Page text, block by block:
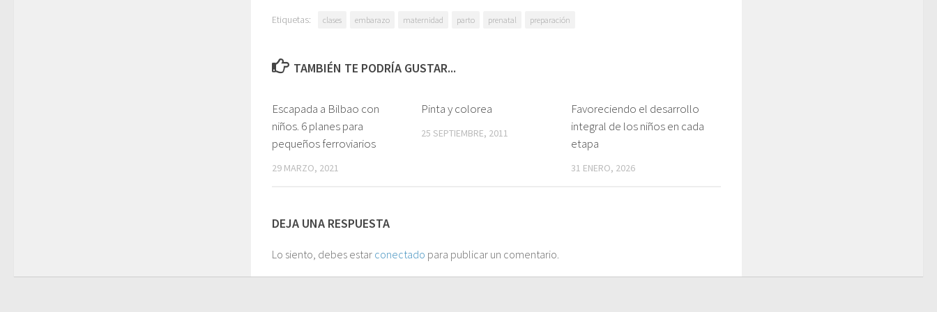
Etiquetas: clases embarazo maternidad parto prenatal preparación
TAMBIÉN TE PODRÍA GUSTAR...
Escapada a Bilbao con
niños. 6 planes para
pequeños ferroviarios
29 MARZO, 2021
Pinta y colorea
25 SEPTIEMBRE, 2011
Favoreciendo el desarrollo
integral de los niños en cada
etapa
31 ENERO, 2026
DEJA UNA RESPUESTA
Lo siento, debes estar conectado para publicar un comentario.